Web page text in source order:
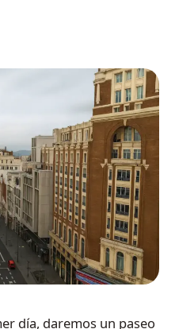
día, daremos un paseo